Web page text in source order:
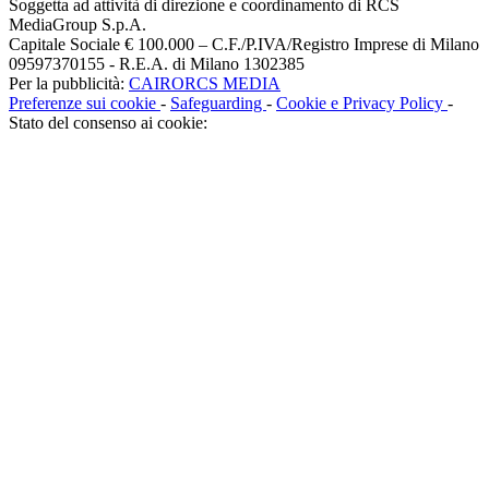
Soggetta ad attività di direzione e coordinamento di RCS
MediaGroup S.p.A.
Capitale Sociale € 100.000 – C.F./P.IVA/Registro Imprese di Milano
09597370155 - R.E.A. di Milano 1302385
Per la pubblicità: CAIRORCS MEDIA
Preferenze sui cookie - Safeguarding - Cookie e Privacy Policy -
Stato del consenso ai cookie: